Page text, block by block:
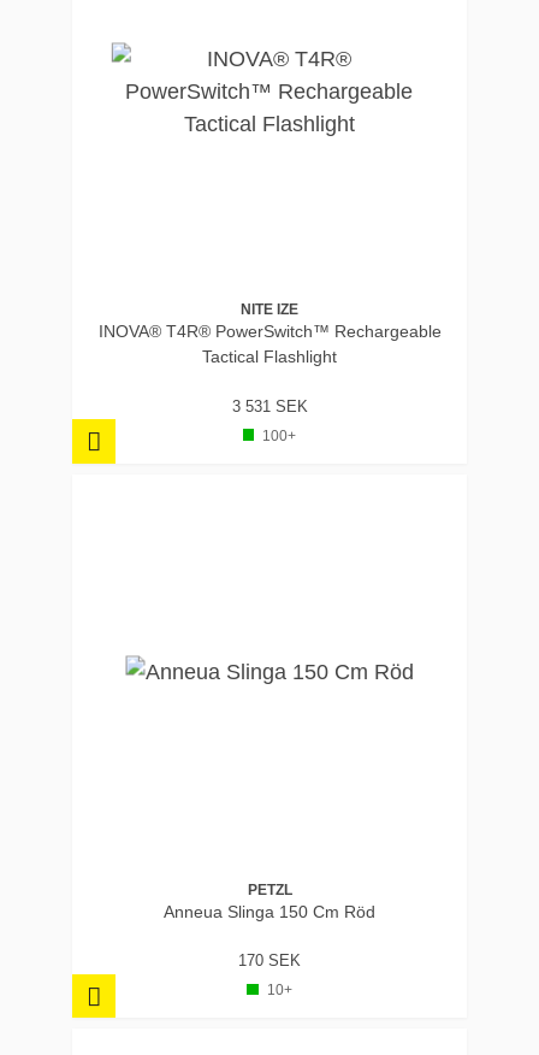
NITE IZE
INOVA® T4R® PowerSwitch™ Rechargeable
Tactical Flashlight
3 531 SEK
100+
PETZL
Anneua Slinga 150 Cm Röd
170 SEK
10+